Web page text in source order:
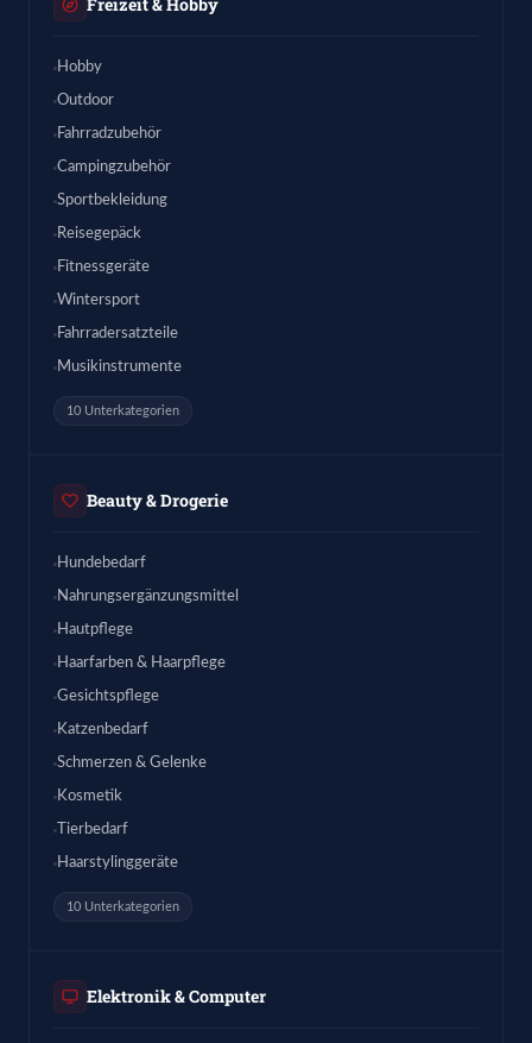
Hobby
Outdoor
Fahrradzubehör
Campingzubehör
Sportbekleidung
Reisegepäck
Fitnessgeräte
Wintersport
Fahrradersatzteile
Musikinstrumente
10 Unterkategorien
Beauty & Drogerie
Hundebedarf
Nahrungsergänzungsmittel
Hautpflege
Haarfarben & Haarpflege
Gesichtspflege
Katzenbedarf
Schmerzen & Gelenke
Kosmetik
Tierbedarf
Haarstylinggeräte
10 Unterkategorien
Elektronik & Computer